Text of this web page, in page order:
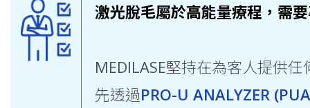
激光脫毛屬於高能量療程，需
MEDILASE堅持在為客人提供
先透過PRO-U ANALYZER